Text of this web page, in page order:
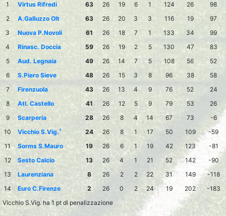
1
Virtus Rifredi 63 26 19 6 1 124 26
98
2
A.Galluzzo Olt 63 26 20 3 3 116 19
97
3
Nuova P.Novoli 61 26 18 7 1 133 34
99
4
Rinasc. Doccia 59 26 19 2 5 130 47
83
5
Aud. Legnaia 49 26 14 7 5 108 56
52
6
S.Piero Sieve 48 26 15 3 8 96 38
58
7
Firenzuola 43 26 13 4 9 76 52
24
8
Atl. Castello 41 26 12 5 9 79 53
26
9
Scarperia 28 26 8 4 14 67 73
-6
10
Vicchio S.Vig.* 24 26 8 1 17 50 109
-59
11
Sorms S.Mauro 19 26 6 1 19 42 123
-81
12
Sesto Calcio 13 26 4 1 21 52 142
-90
13
Laurenziana 8 26 2 2 22 31 149
-118
14
Euro C.Firenze 2 26 0 2 24 19 202
-183
Vicchio S.Vig. ha 1 pt di penalizzazione